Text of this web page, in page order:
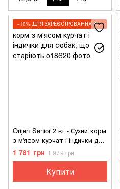
−10% ДЛЯ ЗАРЕЄСТРОВАНИХ КЛІЄНТІВ
Orijen Senior 2 кг - Сухий корм
з м'ясом курчат і індички для
собак, що старіють
1 781 грн 1 979 грн
Купити